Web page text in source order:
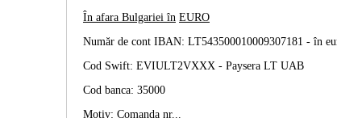
În afara Bulgariei în EURO
Număr de cont IBAN: LT543500010009307181 -în
Cod Swift: EVIULT2VXXX - Paysera LT UAB
Cod banca: 35000
Motiv: Comanda nr...